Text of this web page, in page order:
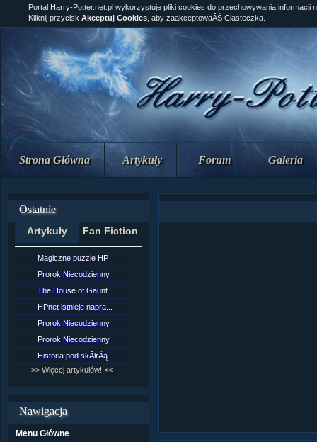
Strona Główna Artykuły Forum Galeria
Ostatnie
Artykuły Fan Fiction
Magiczne puzzle HP
Prorok Niecodzienny ...
The House of Gaunt
HPnet istnieje napra...
Prorok Niecodzienny ...
Prorok Niecodzienny ...
Historia pod skĂłrÂą...
>> Więcej artykułów! <<
Nawigacja
Menu Główne
Portal Harry-Potter.net.pl wykorzystuje pliki cookies do przechowywania informacji
Kliknij przycisk Akceptuj Cookies , aby zaakceptowaĂŚ Ciasteczka.